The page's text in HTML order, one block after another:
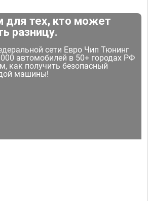
для тех, кто может
разницу.
сети Евро Чип Тюнинг
автомобилей в 50+ городах РФ
как получить безопасный
машины!